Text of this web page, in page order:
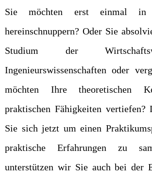
Sie möchten erst einmal in
hereinschnuppern? Oder Sie
Studium der
Ingenieurswissenschaften oder
möchten Ihre theoretischen
praktischen Fähigkeiten vertiefen?
Sie sich jetzt um einen
praktische Erfahrungen zu
unterstützen wir Sie auch bei der